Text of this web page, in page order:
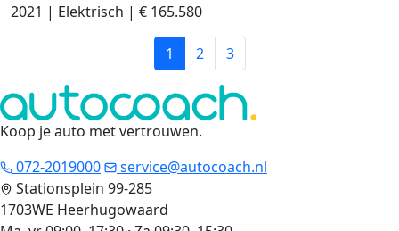
2021 | Elektrisch | € 165.580
1 2 3
Koop je auto met vertrouwen.
072-2019000
service@autocoach.nl
Stationsplein 99-285
1703WE Heerhugowaard